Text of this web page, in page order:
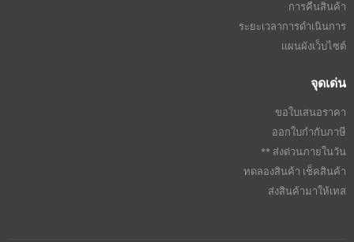
การคืนสินค้า
ระยะเวลาการดำเนินการ
แผนผังเว็บไซต์
จุดเด่น
ขอใบเสนอราคา
ออกใบกำกับภาษี
ส่งด่วนภายในวัน **
ทดลองสินค้า เช็คสินค้า
ส่งสินค้ามาให้เทส